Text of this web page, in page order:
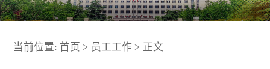
当前位置: 首页 > 员工工作 > 正文